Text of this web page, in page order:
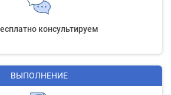
консультируем
ВЫПОЛНЕНИЕ